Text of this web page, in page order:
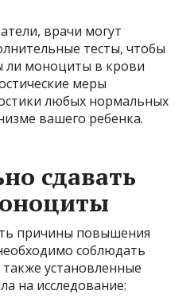
врачи могут
тесты, чтобы
моноциты в крови
меры
любых нормальных
вашего ребенка.
сдавать
причины повышения
соблюдать
установленные
на исследование: